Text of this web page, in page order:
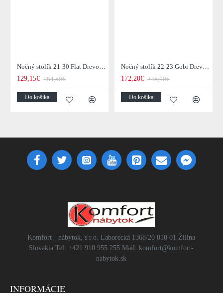
Nočný stolík 21-30 Flat Drevo Acacia
129,15€ 184,50€
Do košíka
Nočný stolík 22-23 Gobi Drevo Mango
172,20€ 246,00€
Do košíka
Komfort - nábytok, s.r.o. Laborecká 1368/20 010 01 Žilina
Slovakia Tel: +421 910 955 255 Mail: komfort@komfort-
nabytok.sk
INFORMÁCIE